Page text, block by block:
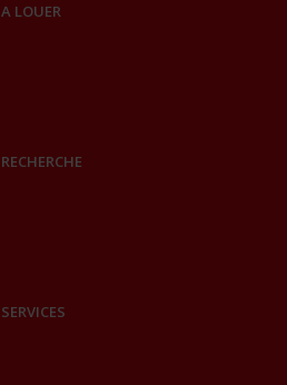
A LOUER
RECHERCHE
SERVICES